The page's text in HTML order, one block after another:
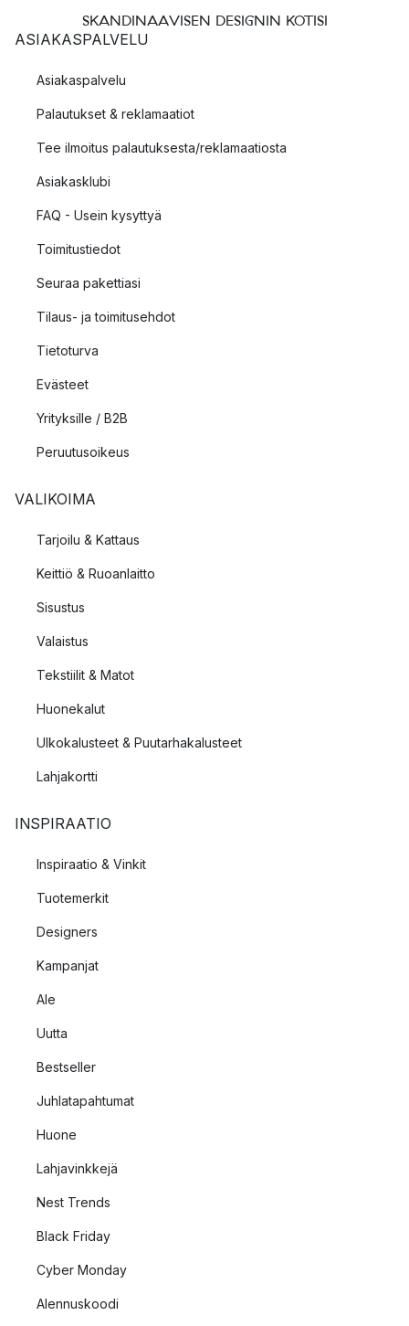
SKANDINAAVISEN DESIGNIN KOTISI
ASIAKASPALVELU
Asiakaspalvelu
Palautukset & reklamaatiot
Tee ilmoitus palautuksesta/reklamaatiosta
Asiakasklubi
FAQ - Usein kysyttyä
Toimitustiedot
Seuraa pakettiasi
Tilaus- ja toimitusehdot
Tietoturva
Evästeet
Yrityksille / B2B
Peruutusoikeus
VALIKOIMA
Tarjoilu & Kattaus
Keittiö & Ruoanlaitto
Sisustus
Valaistus
Tekstiilit & Matot
Huonekalut
Ulkokalusteet & Puutarhakalusteet
Lahjakortti
INSPIRAATIO
Inspiraatio & Vinkit
Tuotemerkit
Designers
Kampanjat
Ale
Uutta
Bestseller
Juhlatapahtumat
Huone
Lahjavinkkejä
Nest Trends
Black Friday
Cyber Monday
Alennuskoodi